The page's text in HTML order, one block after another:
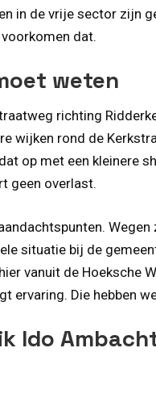
in de vrije sector zijn
dat.
weten
richting
wijken rond de
op met een kleinere
geen overlast.
situatie bij de
vanuit de Hoeksche
ervaring. Die hebben
Ido